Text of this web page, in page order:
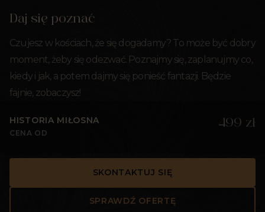
Daj się poznać
Czujesz w kościach, że się dogadamy? To może być dobry
moment, żeby się odezwać. Poznajmy się, zaplanujmy co,
kiedy i jak, a potem dajmy się ponieść fantazji. Będzie
fajnie, zobaczysz!
HISTORIA MIŁOSNA
CENA OD
499 zł
SKONTAKTUJ SIĘ
SPRAWDŹ OFERTĘ